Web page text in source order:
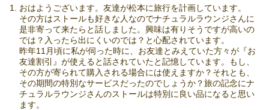
おはようございます。友達が松本に旅行を計画しています。
その方はストールも好きな人なのでナチュラルラウンジさんに
是非寄って来たらと話しました。興味は有りそうですが高いの
では？入ったら出にくいのでは？と心配されています。
昨年11月頃に私が伺った時に、お友達とみえていた方々が『お
友達割引』が使えると話されていたと記憶しています。もし、
その方が寄られて購入される場合には使えますか？それとも、
その期間の特別なサービスだったのでしょうか？旅の記念にナ
チュラルラウンジさんのストールは特別に良い品になると思い
ます。